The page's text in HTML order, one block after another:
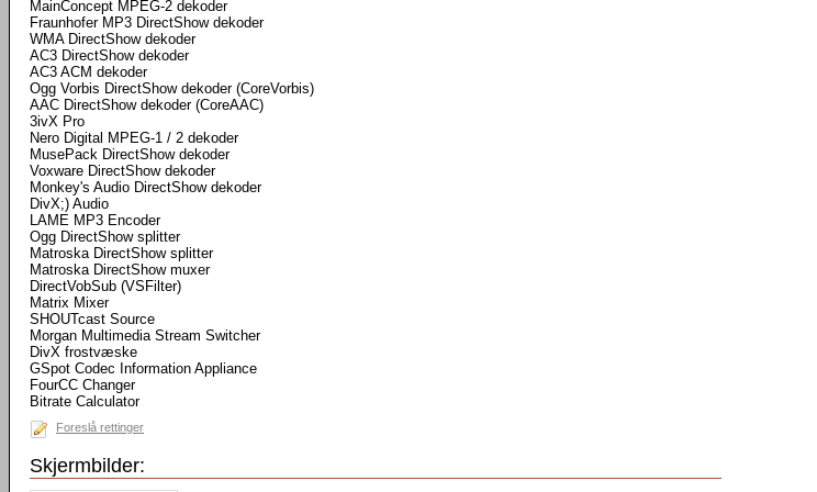
MainConcept MPEG-2 dekoder
Fraunhofer MP3 DirectShow dekoder
WMA DirectShow dekoder
AC3 DirectShow dekoder
AC3 ACM dekoder
Ogg Vorbis DirectShow dekoder (CoreVorbis)
AAC DirectShow dekoder (CoreAAC)
3ivX Pro
Nero Digital MPEG-1 / 2 dekoder
MusePack DirectShow dekoder
Voxware DirectShow dekoder
Monkey's Audio DirectShow dekoder
DivX;) Audio
LAME MP3 Encoder
Ogg DirectShow splitter
Matroska DirectShow splitter
Matroska DirectShow muxer
DirectVobSub (VSFilter)
Matrix Mixer
SHOUTcast Source
Morgan Multimedia Stream Switcher
DivX frostvæske
GSpot Codec Information Appliance
FourCC Changer
Bitrate Calculator
Foreslå rettinger
Skjermbilder: